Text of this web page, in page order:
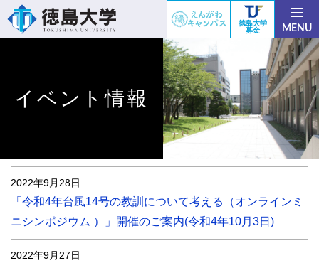
徳島大学
募金
MENU
イベント情報
2022年9月28日
「令和4年台風14号の教訓について考える（オンラインミ
ニシンポジウム ）」開催のご案内(令和4年10月3日)
2022年9月27日